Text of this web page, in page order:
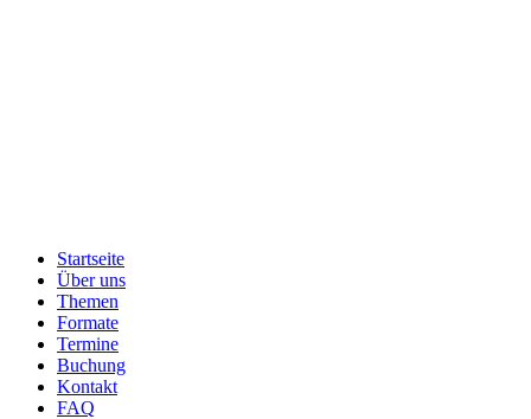
Startseite
Über uns
Themen
Formate
Termine
Buchung
Kontakt
FAQ